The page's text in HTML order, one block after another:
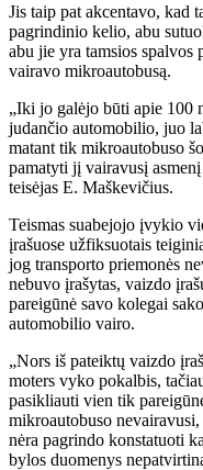
Jis taip pat akcentavo, kad
pagrindinio kelio, abu
abu jie yra tamsios spalvos
vairavo mikroautobusą.
„Iki jo galėjo būti apie 100
judančio automobilio, juo
matant tik mikroautobuso
pamatyti jį vairavusį
teisėjas E. Maškevičius.
Teismas suabejojo įvykio
įrašuose užfiksuotais
jog transporto priemonės
nebuvo įrašytas, vaizdo
pareigūnė savo kolegai
automobilio vairo.
„Nors iš pateiktų vaizdo
moters vyko pokalbis,
pasikliauti vien tik
mikroautobuso
nėra pagrindo konstatuoti
bylos duomenys